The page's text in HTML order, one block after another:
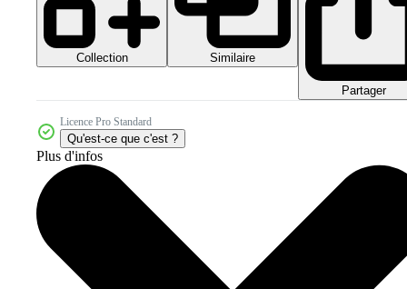
Collection Similaire
Partager
Licence Pro Standard
Qu'est-ce que c'est ?
Plus d'infos